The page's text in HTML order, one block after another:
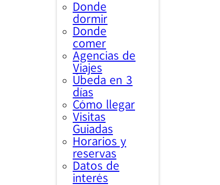
Donde
dormir
Donde
comer
Agencias de
Viajes
Úbeda en 3
días
Cómo llegar
Visitas
Guiadas
Horarios y
reservas
Datos de
interés